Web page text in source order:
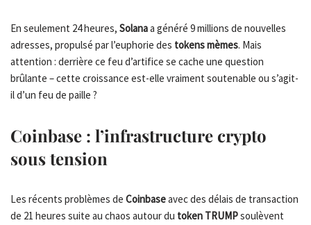
En seulement 24 heures, Solanaa généré 9 millions de nouvelles
adresses, propulsé par l’euphorie des tokens mèmes. Mais
attention : derrière ce feu d’artifice se cache une question
brûlante – cette croissance est-elle vraiment soutenable ou s’agit-
il d’un feu de paille ?
Coinbase : l’infrastructure crypto
sous tension
Les récents problèmes de Coinbaseavec des délais de transaction
de 21 heures suite au chaos autour du token TRUMPsoulèvent